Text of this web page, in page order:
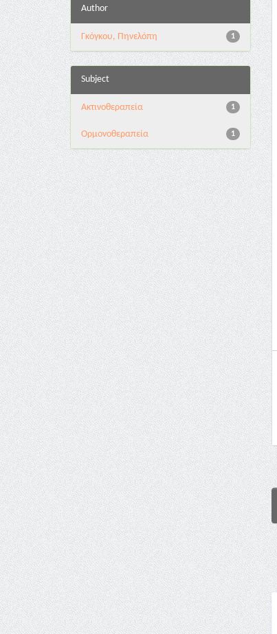
Author
1
Γκόγκου, Πηνελόπη
Subject
1
Ακτινοθεραπεία
1
Ορμονοθεραπεία